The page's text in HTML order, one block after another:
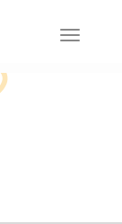
Toggle